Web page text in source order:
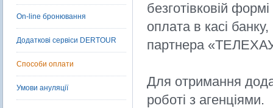
On-line бронювання
Додаткові сервіси DERTOUR
Способи оплати
Умови ануляції
безготівковій
оплата в касі
партнера
Для отримання
роботі з агенціями.